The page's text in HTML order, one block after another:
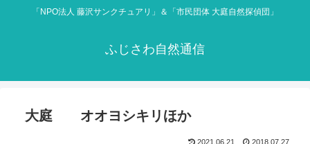
「NPO法人 藤沢サンクチュアリ」＆「市民団体 大庭自然探偵団」
ふじさわ自然通信
大庭 オオヨシキリほか
2021.06.21 2018.07.27